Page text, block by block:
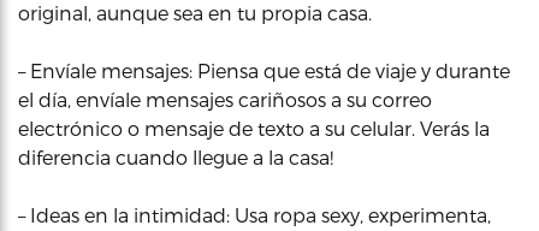
original, aunque sea en tu propia casa.
– Envíale mensajes: Piensa que está de viaje y durante
el día, envíale mensajes cariñosos a su correo
electrónico o mensaje de texto a su celular. Verás la
diferencia cuando llegue a la casa!
– Ideas en la intimidad: Usa ropa sexy, experimenta,